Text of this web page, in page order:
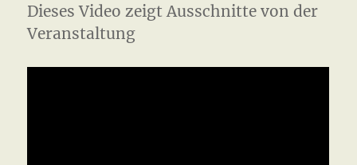
Dieses Video zeigt Ausschnitte von der
Veranstaltung